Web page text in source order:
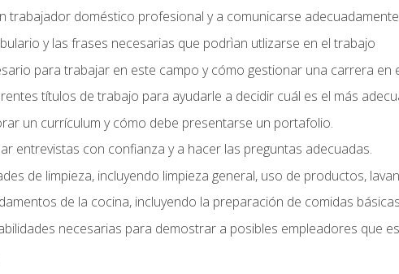
trabajador doméstico profesional y a comunicarse
y las frases necesarias que podrìan utlizarse en el trabajo
para trabajar en este campo y cómo gestionar una carrera en
títulos de trabajo para ayudarle a decidir cuál es el más
un currículum y cómo debe presentarse un portafolio.
entrevistas con confianza y a hacer las preguntas adecuadas.
de limpieza, incluyendo limpieza general, uso de productos,
de la cocina, incluyendo la preparación de comidas
necesarias para demostrar a posibles empleadores que